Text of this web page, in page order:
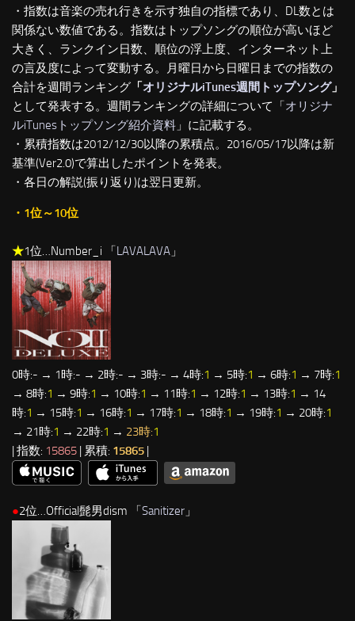
・指数は音楽の売れ行きを示す独自の指標であり、DL数とは
関係ない数値である。指数はトップソングの順位が高いほど
大きく、ランクイン日数、順位の浮上度、インターネット上
の言及度によって変動する。月曜日から日曜日までの指数の
合計を週間ランキング 「オリジナルiTunes週間トップソング」
として発表する。週間ランキングの詳細について「オリジナ
ルiTunesトップソング紹介資料 」に記載する。
・累積指数は2012/12/30以降の累積点。2016/05/17以降は新
基準(Ver2.0)で算出したポイントを発表。
・各日の解説(振り返り)は翌日更新。
・1位～10位
★1位…Number_i 「LAVALAVA 」
0時:- → 1時:- → 2時:- → 3時:- → 4時:1 → 5時:1 → 6時:1 → 7時:1
→ 8時:1 → 9時:1 → 10時:1 → 11時:1 → 12時:1 → 13時:1 → 14
時:1 → 15時:1 → 16時:1 → 17時:1 → 18時:1 → 19時:1 → 20時:1
→ 21時:1 → 22時:1 → 23時:1
| 指数: 15865 | 累積: 15865 |
●2位…Official髭男dism 「Sanitizer 」